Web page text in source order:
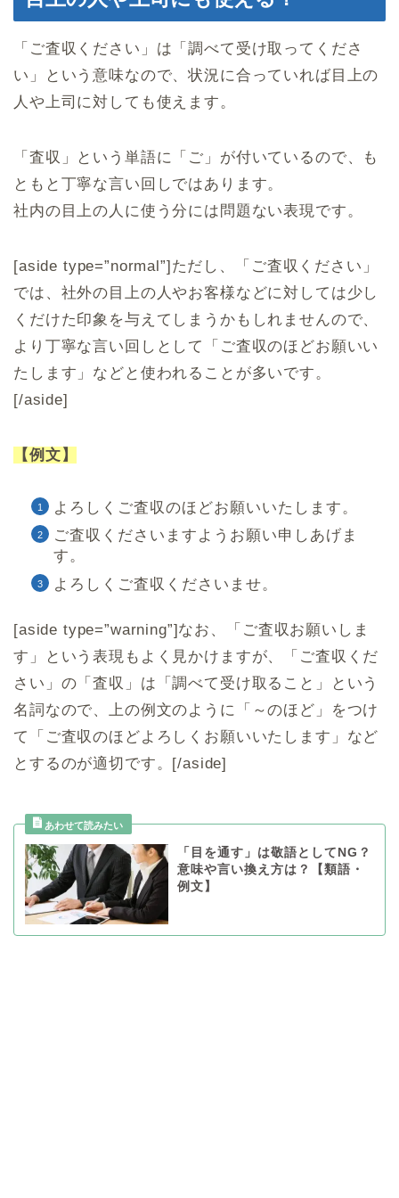
「ご査収ください」は「調べて受け取ってくださ
い」という意味なので、状況に合っていれば目上の
人や上司に対しても使えます。
「査収」という単語に「ご」が付いているので、も
ともと丁寧な言い回しではあります。
社内の目上の人に使う分には問題ない表現です。
[aside type=”normal”]ただし、「ご査収ください」
では、社外の目上の人やお客様などに対しては少し
くだけた印象を与えてしまうかもしれませんので、
より丁寧な言い回しとして「ご査収のほどお願いい
たします」などと使われることが多いです。
[/aside]
【例文】
よろしくご査収のほどお願いいたします。
ご査収くださいますようお願い申しあげま
す。
よろしくご査収くださいませ。
[aside type=”warning”]なお、「ご査収お願いしま
す」という表現もよく見かけますが、「ご査収くだ
さい」の「査収」は「調べて受け取ること」という
名詞なので、上の例文のように「～のほど」をつけ
て「ご査収のほどよろしくお願いいたします」など
とするのが適切です。[/aside]
「目を通す」は敬語としてNG？
意味や言い換え方は？【類語・
例文】